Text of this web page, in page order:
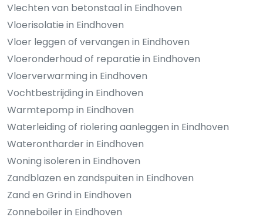
Vlechten van betonstaal in Eindhoven
Vloerisolatie in Eindhoven
Vloer leggen of vervangen in Eindhoven
Vloeronderhoud of reparatie in Eindhoven
Vloerverwarming in Eindhoven
Vochtbestrijding in Eindhoven
Warmtepomp in Eindhoven
Waterleiding of riolering aanleggen in Eindhoven
Waterontharder in Eindhoven
Woning isoleren in Eindhoven
Zandblazen en zandspuiten in Eindhoven
Zand en Grind in Eindhoven
Zonneboiler in Eindhoven